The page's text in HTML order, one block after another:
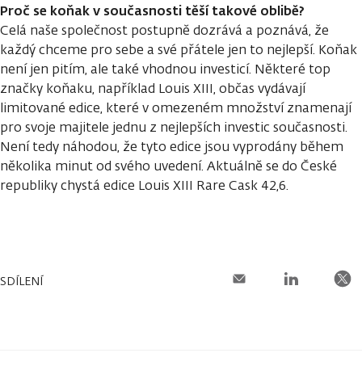
Proč se koňak v současnosti těší takové oblibě?
Celá naše společnost postupně dozrává a poznává, že
každý chceme pro sebe a své přátele jen to nejlepší. Koňak
není jen pitím, ale také vhodnou investicí. Některé top
značky koňaku, například Louis XIII, občas vydávají
limitované edice, které v omezeném množství znamenají
pro svoje majitele jednu z nejlepších investic současnosti.
Není tedy náhodou, že tyto edice jsou vyprodány během
několika minut od svého uvedení. Aktuálně se do České
republiky chystá edice Louis XIII Rare Cask 42,6.
SDÍLENÍ